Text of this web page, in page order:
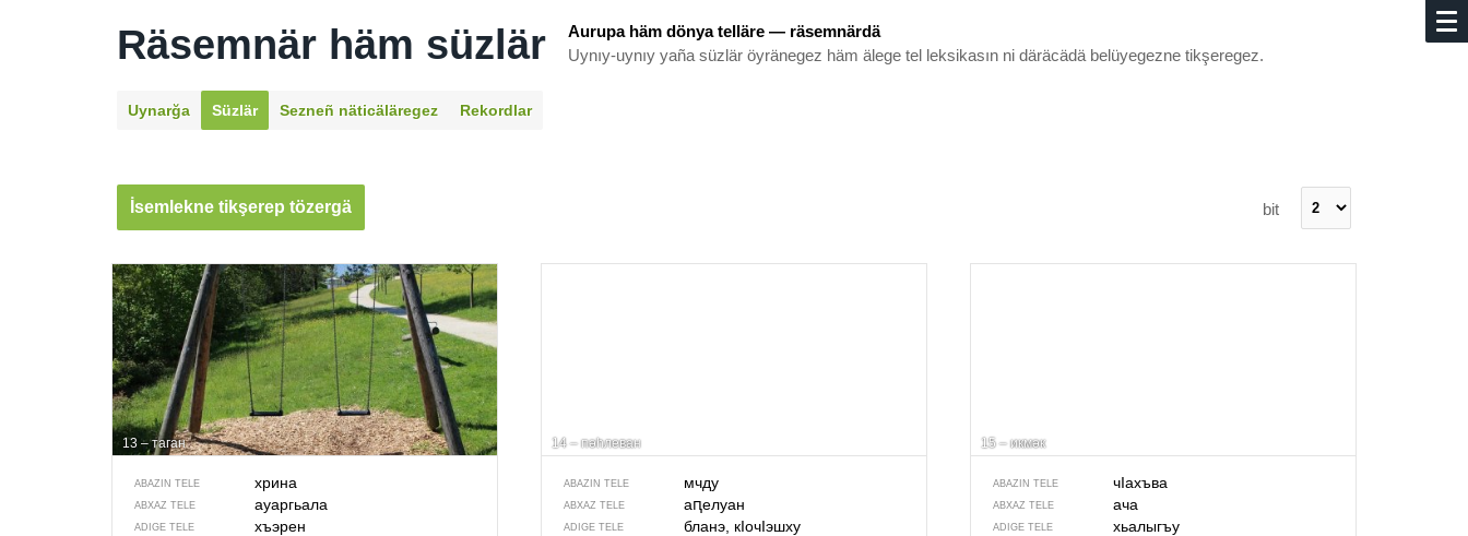
Räsemnär häm süzlär
Aurupa häm dönya telläre — räsemnärdä
Uynıy-uynıy yaña süzlär öyränegez häm älege tel leksikasın ni däräcädä belüyegezne tikşeregez.
Uynarğa Süzlär Sezneñ näti­cäläregez Rekordlar
İsemlekne tikşerep tözergä bit
13 – таган
ABAZIN TELE хрина
ABXAZ TELE ауаргьала
ADIGE TELE хъэрен
14 – пәһлеван
ABAZIN TELE мчду
ABXAZ TELE аԥелуан
ADIGE TELE бланэ, кIочIэшху
15 – икмәк
ABAZIN TELE чIахъва
ABXAZ TELE ача
ADIGE TELE хьалыгъу